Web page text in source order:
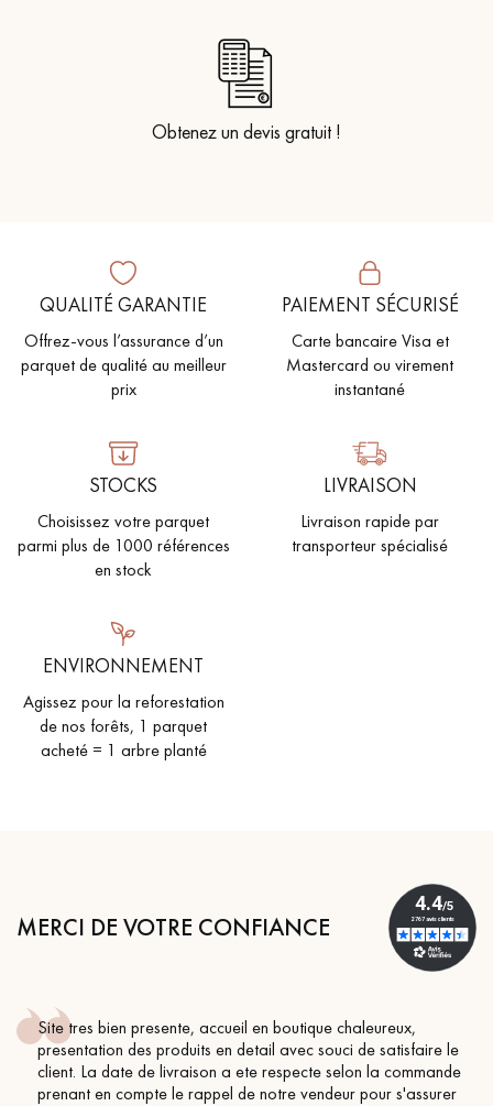
Obtenez un devis gratuit !
QUALITÉ GARANTIE
Offrez-vous l’assurance d’un
parquet de qualité au meilleur
prix
PAIEMENT SÉCURISÉ
Carte bancaire Visa et
Mastercard ou virement
instantané
STOCKS
Choisissez votre parquet
parmi plus de 1000 références
en stock
LIVRAISON
Livraison rapide par
transporteur spécialisé
ENVIRONNEMENT
Agissez pour la reforestation
de nos forêts, 1 parquet
acheté = 1 arbre planté
MERCI DE VOTRE CONFIANCE
boutique chaleureux,
avec souci de satisfaire le
selon la commande
vendeur pour s'assurer
Conseil parfait, échanges
BEILE FRANCK